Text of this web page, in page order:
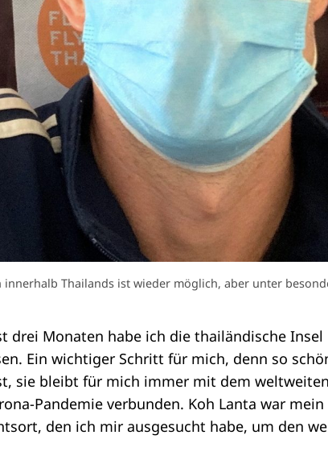
innerhalb Thailands ist wieder möglich, aber unter
drei Monaten habe ich die thailändische Insel
Ein wichtiger Schritt für mich, denn so
sie bleibt für mich immer mit dem
Pandemie verbunden. Koh Lanta war mein
den ich mir ausgesucht habe, um den